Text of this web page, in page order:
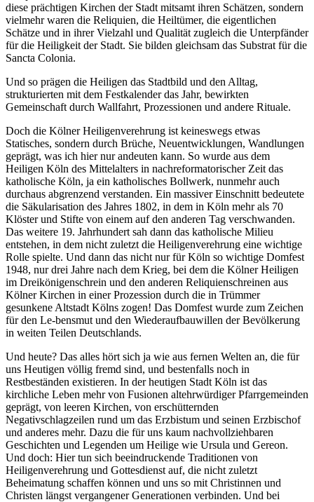
diese prächtigen Kirchen der Stadt mitsamt ihren Schätzen, sondern
vielmehr waren die Reliquien, die Heiltümer, die eigentlichen
Schätze und in ihrer Vielzahl und Qualität zugleich die Unterpfänder
für die Heiligkeit der Stadt. Sie bilden gleichsam das Substrat für die
Sancta Colonia.
Und so prägen die Heiligen das Stadtbild und den Alltag,
strukturierten mit dem Festkalender das Jahr, bewirkten
Gemeinschaft durch Wallfahrt, Prozessionen und andere Rituale.
Doch die Kölner Heiligenverehrung ist keineswegs etwas
Statisches, sondern durch Brüche, Neuentwicklungen, Wandlungen
geprägt, was ich hier nur andeuten kann. So wurde aus dem
Heiligen Köln des Mittelalters in nachreformatorischer Zeit das
katholische Köln, ja ein katholisches Bollwerk, nunmehr auch
durchaus abgrenzend verstanden. Ein massiver Einschnitt bedeutete
die Säkularisation des Jahres 1802, in dem in Köln mehr als 70
Klöster und Stifte von einem auf den anderen Tag verschwanden.
Das weitere 19. Jahrhundert sah dann das katholische Milieu
entstehen, in dem nicht zuletzt die Heiligenverehrung eine wichtige
Rolle spielte. Und dann das nicht nur für Köln so wichtige Domfest
1948, nur drei Jahre nach dem Krieg, bei dem die Kölner Heiligen
im Dreikönigenschrein und den anderen Reliquienschreinen aus
Kölner Kirchen in einer Prozession durch die in Trümmer
gesunkene Altstadt Kölns zogen! Das Domfest wurde zum Zeichen
für den Le-bensmut und den Wiederaufbauwillen der Bevölkerung
in weiten Teilen Deutschlands.
Und heute? Das alles hört sich ja wie aus fernen Welten an, die für
uns Heutigen völlig fremd sind, und bestenfalls noch in
Restbeständen existieren. In der heutigen Stadt Köln ist das
kirchliche Leben mehr von Fusionen altehrwürdiger Pfarrgemeinden
geprägt, von leeren Kirchen, von erschütternden
Negativschlagzeilen rund um das Erzbistum und seinen Erzbischof
und anderes mehr. Dazu die für uns kaum nachvollziehbaren
Geschichten und Legenden um Heilige wie Ursula und Gereon.
Und doch: Hier tun sich beeindruckende Traditionen von
Heiligenverehrung und Gottesdienst auf, die nicht zuletzt
Beheimatung schaffen können und uns so mit Christinnen und
Christen längst vergangener Generationen verbinden. Und bei